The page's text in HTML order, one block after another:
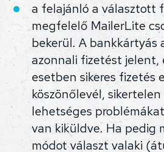
a felajánló a választott
megfelelő MailerLite
bekerül. A bankkártyás
azonnali fizetést jelent,
esetben sikeres fizetés
köszönőlevél,
lehetséges
van kiküldve. Ha pedig
módot választ valaki